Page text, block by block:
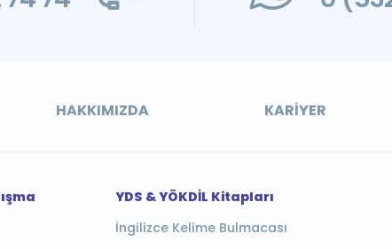
HAKKIMIZDA KARIYER
YDS & YÖKDİL Kitapları
İngilizce Kelime Bulmacası